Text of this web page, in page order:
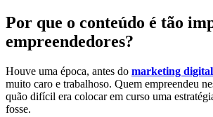
Por que o conteúdo é tão
empreendedores?
Houve uma época, antes do marketing digital
muito caro e trabalhoso. Quem empreendeu
quão difícil era colocar em curso uma
fosse.